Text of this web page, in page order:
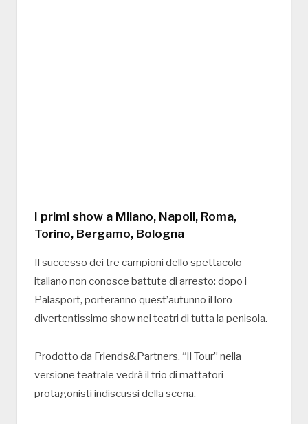
I primi show a Milano, Napoli, Roma,
Torino, Bergamo, Bologna
Il successo dei tre campioni dello spettacolo
italiano non conosce battute di arresto: dopo i
Palasport, porteranno quest’autunno il loro
divertentissimo show nei teatri di tutta la penisola.
Prodotto da Friends&Partners, “Il Tour” nella
versione teatrale vedrà il trio di mattatori
protagonisti indiscussi della scena.